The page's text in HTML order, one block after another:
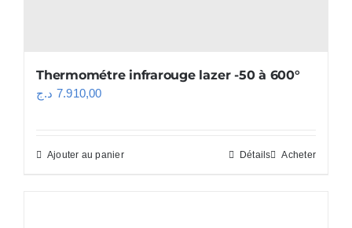
Thermométre infrarouge lazer -50 à 600°
7.910,00 د.ج
Ajouter au panier Acheter
Détails